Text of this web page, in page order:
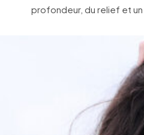
profondeur, du relief et